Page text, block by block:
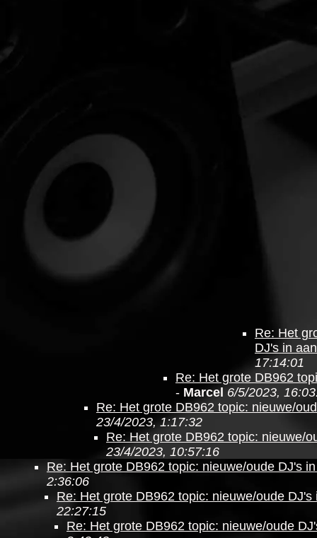
Re: Het
DJ's in
17:14:01
Re: Het grote DB962
- Marcel 6/5/2023,
Re: Het grote DB962 topic: nieuwe/
23/4/2023, 1:17:32
Re: Het grote DB962 topic: nieuwe/
23/4/2023, 10:57:16
Re: Het grote DB962 topic: nieuwe/oude DJ's
2:36:06
Re: Het grote DB962 topic: nieuwe/oude DJ's
22:27:15
Re: Het grote DB962 topic: nieuwe/oude